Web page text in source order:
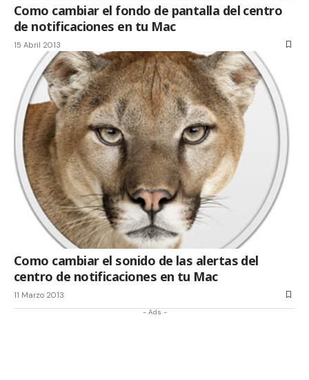
Como cambiar el fondo de pantalla del centro
de notificaciones en tu Mac
15 Abril 2013
Como cambiar el sonido de las alertas del
centro de notificaciones en tu Mac
11 Marzo 2013
- Ads -